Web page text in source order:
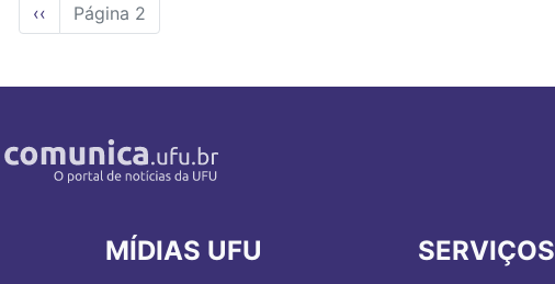
Página
anterior
‹‹ Página 2
MÍDIAS UFU SERVIÇOS